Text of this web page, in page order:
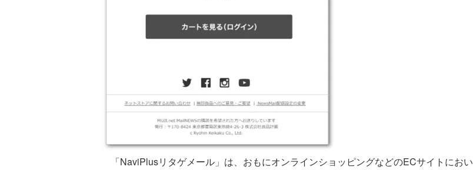
「NaviPlusリタゲメール」は、おもにオンラインショッピングなどのECサイトにおい